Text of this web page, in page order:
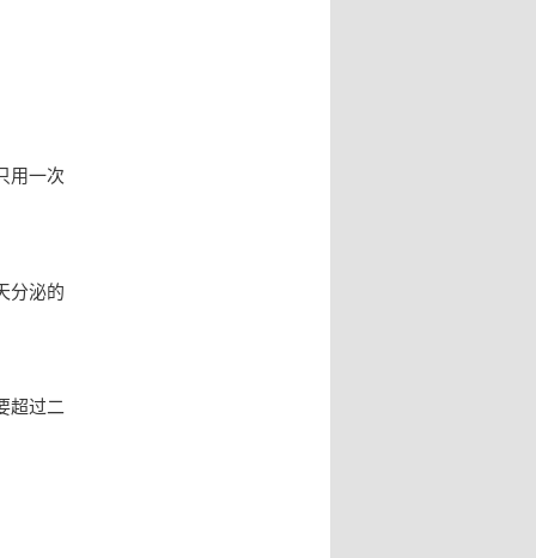
用一次
分泌的
超过二